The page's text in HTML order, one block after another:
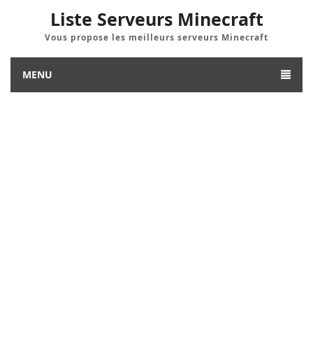
Liste Serveurs Minecraft
Vous propose les meilleurs serveurs Minecraft
MENU